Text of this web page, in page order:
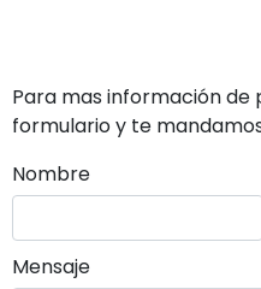
Para mas información
formulario y te
Nombre
Mensaje